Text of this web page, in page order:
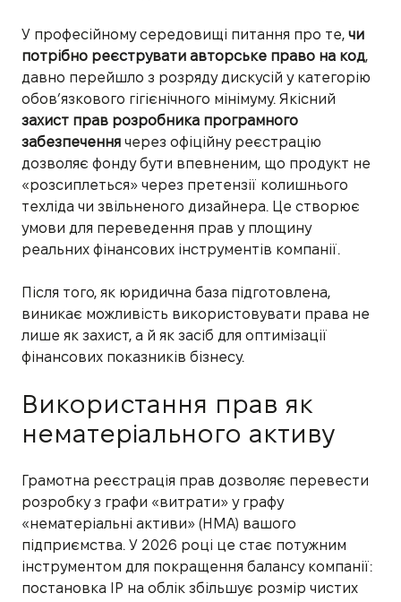
У професійному середовищі питання про те, чи
потрібно реєструвати авторське право на код,
давно перейшло з розряду дискусій у категорію
обов’язкового гігієнічного мінімуму. Якісний
захист прав розробника програмного
забезпечення через офіційну реєстрацію
дозволяє фонду бути впевненим, що продукт не
«розсиплеться» через претензії колишнього
техліда чи звільненого дизайнера. Це створює
умови для переведення прав у площину
реальних фінансових інструментів компанії.
Після того, як юридична база підготовлена,
виникає можливість використовувати права не
лише як захист, а й як засіб для оптимізації
фінансових показників бізнесу.
Використання прав як
нематеріального активу
Грамотна реєстрація прав дозволяє перевести
розробку з графи «витрати» у графу
«нематеріальні активи» (НМА) вашого
підприємства. У 2026 році це стає потужним
інструментом для покращення балансу компанії:
постановка IP на облік збільшує розмір чистих